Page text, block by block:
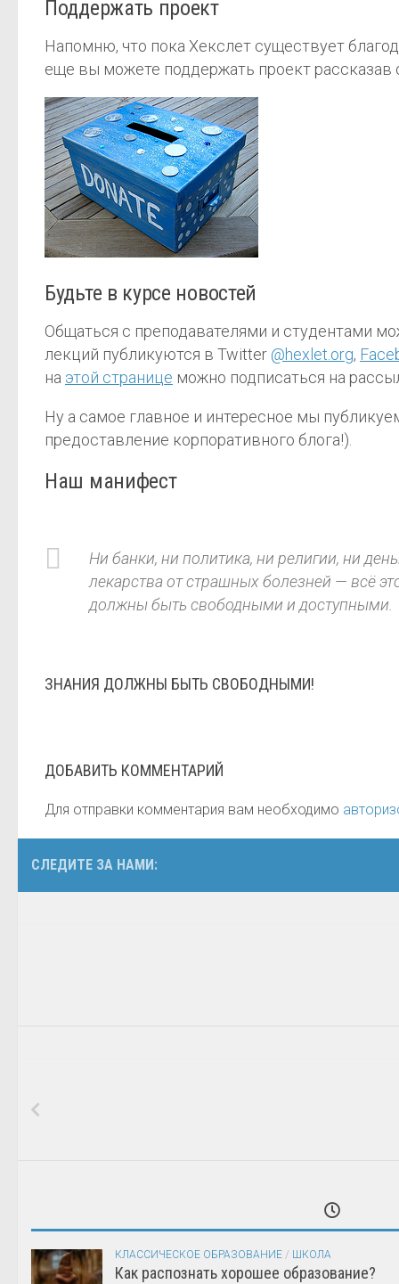
Поддержать проект
Напомню, что пока Хекслет существует
еще вы можете поддержать проект рассказав
Будьте в курсе новостей
Общаться с преподавателями и студентами
лекций публикуются в Twitter @hexlet.org,
на этой странице можно подписаться на
Ну а самое главное и интересное мы
предоставление корпоративного блога!).
Наш манифест
Ни банки, ни политика, ни религии, ни
лекарства от страшных болезней — всё
должны быть свободными и доступными.
ЗНАНИЯ ДОЛЖНЫ БЫТЬ СВОБОДНЫМИ!
ДОБАВИТЬ КОММЕНТАРИЙ
Для отправки комментария вам необходимо
СЛЕДИТЕ ЗА НАМИ:
КЛАССИЧЕСКОЕ ОБРАЗОВАНИЕ / ШКОЛА
Как распознать хорошее образование?